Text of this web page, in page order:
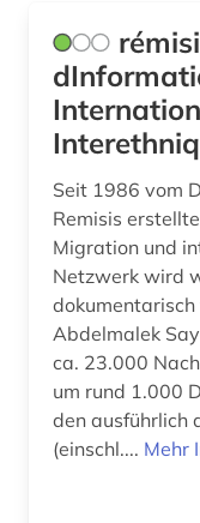
keramik (1)
klebstoff (1)
klima (1)
Seit 1986 vom
Remisis
Migration und
Netzwerk wird
Abdelmalek Sayad koordiniert.
ca. 23.000
um rund 1.000
den ausführlich
(einschl.... Mehr